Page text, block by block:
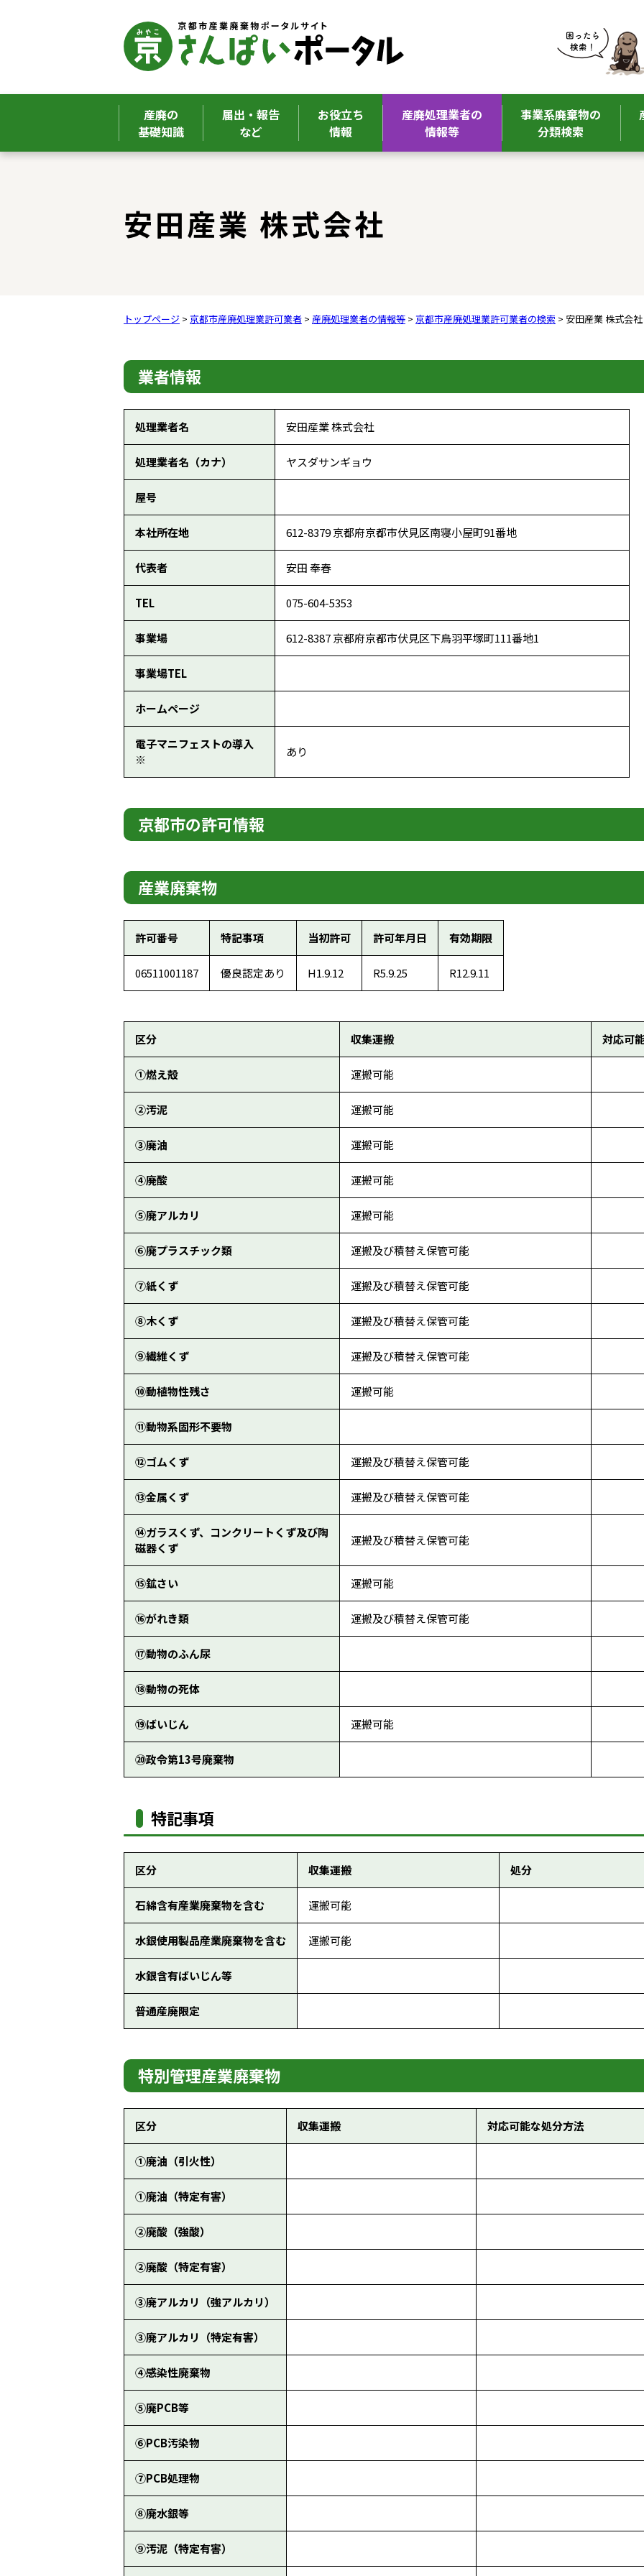
産廃の
基礎知識
届出・報告
など
お役立ち
情報
産廃処理業者の
情報等
事業系廃棄物の
分類検索
安田産業 株式会社
トップページ > 京都市産廃処理業許可業者 > 産廃処理業者の情報等 > 京都市産廃処理業許可業者の検索 > 安田産業 株式会社
業者情報
処理業者名 安田産業 株式会社
処理業者名（カナ） ヤスダサンギョウ
屋号
本社所在地 612-8379 京都府京都市伏見区南寝小屋町91番地
代表者 安田 奉春
TEL 075-604-5353
事業場 612-8387 京都府京都市伏見区下鳥羽平塚町111番地1
事業場TEL
ホームページ
電子マニフェストの導入
※
あり
京都市の許可情報
産業廃棄物
許可番号 特記事項 当初許可 許可年月日 有効期限
06511001187 優良認定あり H1.9.12 R5.9.25 R12.9.11
区分 収集運搬 対応可
①燃え殻 運搬可能
②汚泥 運搬可能
③廃油 運搬可能
④廃酸 運搬可能
⑤廃アルカリ 運搬可能
⑥廃プラスチック類 運搬及び積替え保管可能
⑦紙くず 運搬及び積替え保管可能
⑧木くず 運搬及び積替え保管可能
⑨繊維くず 運搬及び積替え保管可能
⑩動植物性残さ 運搬可能
⑪動物系固形不要物
⑫ゴムくず 運搬及び積替え保管可能
⑬金属くず 運搬及び積替え保管可能
⑭ガラスくず、コンクリートくず及び陶
磁器くず
運搬及び積替え保管可能
⑮鉱さい 運搬可能
⑯がれき類 運搬及び積替え保管可能
⑰動物のふん尿
⑱動物の死体
⑲ばいじん 運搬可能
⑳政令第13号廃棄物
特記事項
区分 収集運搬 処分
石綿含有産業廃棄物を含む 運搬可能
水銀使用製品産業廃棄物を含む 運搬可能
水銀含有ばいじん等
普通産廃限定
特別管理産業廃棄物
区分 収集運搬 対応可能な処分方法
①廃油（引火性）
①廃油（特定有害）
②廃酸（強酸）
②廃酸（特定有害）
③廃アルカリ（強アルカリ）
③廃アルカリ（特定有害）
④感染性廃棄物
⑤廃PCB等
⑥PCB汚染物
⑦PCB処理物
⑧廃水銀等
⑨汚泥（特定有害）